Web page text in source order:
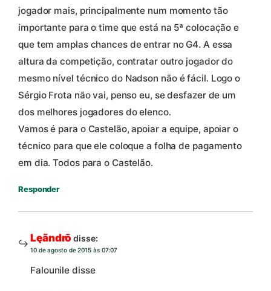
jogador mais, principalmente num momento tão
importante para o time que está na 5ª colocação e
que tem amplas chances de entrar no G4. A essa
altura da competição, contratar outro jogador do
mesmo nível técnico do Nadson não é fácil. Logo o
Sérgio Frota não vai, penso eu, se desfazer de um
dos melhores jogadores do elenco.
Vamos é para o Castelão, apoiar a equipe, apoiar o
técnico para que ele coloque a folha de pagamento
em dia. Todos para o Castelão.
Responder
Lęãndrō disse:
10 de agosto de 2015 às 07:07
Falounile disse